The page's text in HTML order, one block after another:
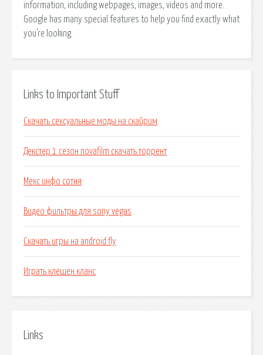
information, including webpages, images, videos and more.
Google has many special features to help you find exactly what
you're looking.
Links to Important Stuff
Скачать сексуальные моды на скайрим
Декстер 1 сезон novafilm скачать торрент
Мекс инфо сотня
Видео фильтры для sony vegas
Скачать игры на android fly
Играть клешен кланс
Links